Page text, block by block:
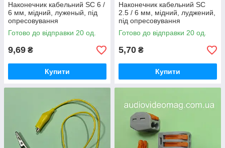
Наконечник кабельний SC 6 /
6 мм, мідний, луженый, під
опресовування
Готово до відправки 20 од.
9,69 ₴
Купити
Наконечник кабельний SC
2.5 / 6 мм, мідний, луджений,
під опресовування
Готово до відправки 20 од.
5,70 ₴
Купити